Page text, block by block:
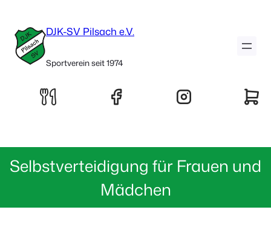
DJK-SV Pilsach e.V.
Sportverein seit 1974
Selbstverteidigung für Frauen und
Mädchen